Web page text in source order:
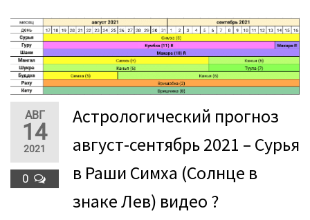
АВГ
14
2021
0
Астрологический прогноз
август-сентябрь 2021 – Сурья
в Раши Симха (Солнце в
знаке Лев) видео ?